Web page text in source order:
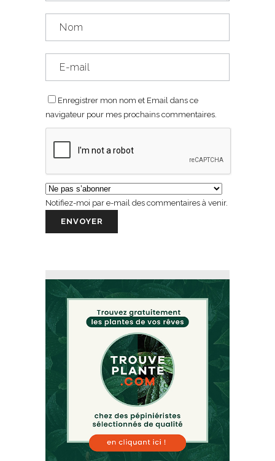
Enregistrer mon nom et Email dans ce
navigateur pour mes prochains commentaires.
Notifiez-moi par e-mail des commentaires à venir.